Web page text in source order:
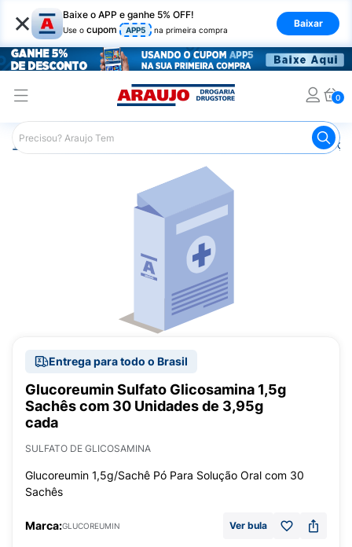
× Baixe o APP e ganhe 5% OFF!
Use o cupom APP5 na primeira compra
Baixar
0
Araujo Medicamentos Remédios para Alergias e
Entrega para todo o Brasil
Glucoreumin Sulfato Glicosamina 1,5g
Sachês com 30 Unidades de 3,95g
cada
SULFATO DE GLICOSAMINA
Glucoreumin 1,5g/Sachê Pó Para Solução Oral com 30
Sachês
Marca:GLUCOREUMIN Ver bula